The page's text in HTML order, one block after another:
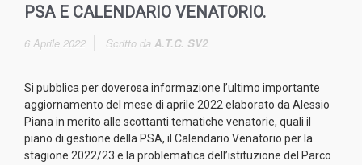
PSA E CALENDARIO VENATORIO.
6 Aprile 2022 Scritto da A.T.C. SV2
Si pubblica per doverosa informazione l’ultimo importante
aggiornamento del mese di aprile 2022 elaborato da Alessio
Piana in merito alle scottanti tematiche venatorie, quali il
piano di gestione della PSA, il Calendario Venatorio per la
stagione 2022/23 e la problematica dell’istituzione del Parco